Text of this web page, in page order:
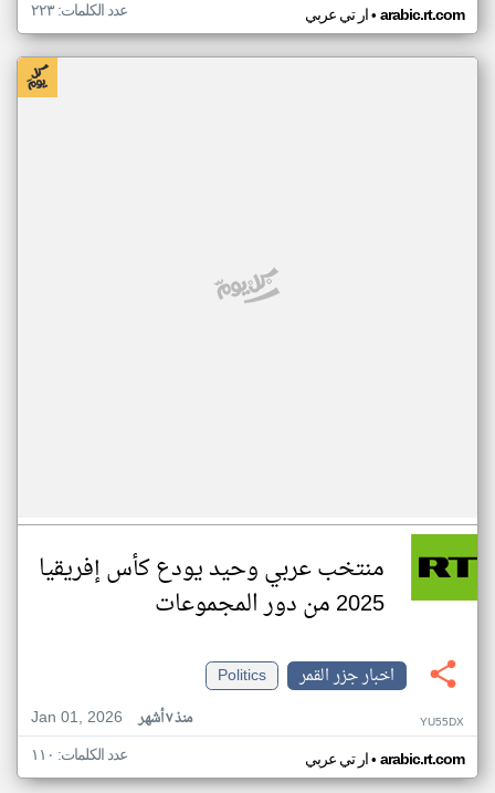
ار تي عربي• arabic.rt.com عدد الكلمات: ٢٢٣
منتخب عربي وحيد يودع كأس إفريقيا
2025 من دور المجموعات
اخبار جزر القمر
Politics
Jan 01, 2026
منذ ٧ أشهر YU55DX
ار تي عربي• arabic.rt.com عدد الكلمات: ١١٠